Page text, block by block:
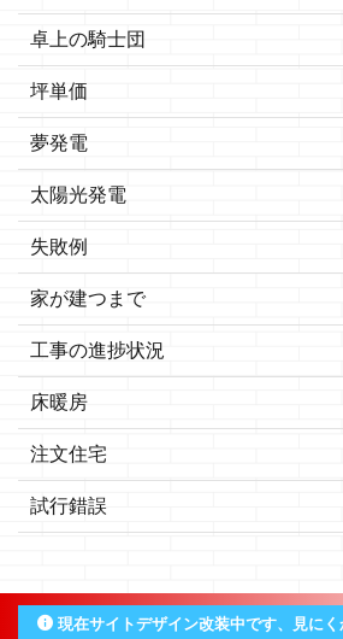
卓上の騎士団
坪単価
夢発電
太陽光発電
失敗例
家が建つまで
工事の進捗状況
床暖房
注文住宅
試行錯誤
現在サイトデザイン改装中です、見に